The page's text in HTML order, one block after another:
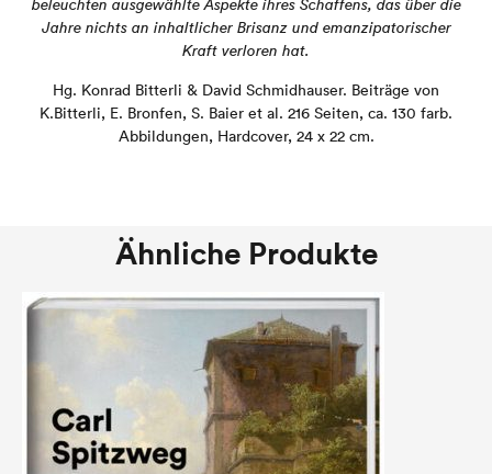
Jahre nichts an inhaltlicher Brisanz und emanzipatorischer
Kraft verloren hat.
Hg. Konrad Bitterli & David Schmidhauser. Beiträge von
K.Bitterli, E. Bronfen, S. Baier et al. 216 Seiten, ca. 130 farb.
Abbildungen, Hardcover, 24 x 22 cm.
Ähnliche Produkte